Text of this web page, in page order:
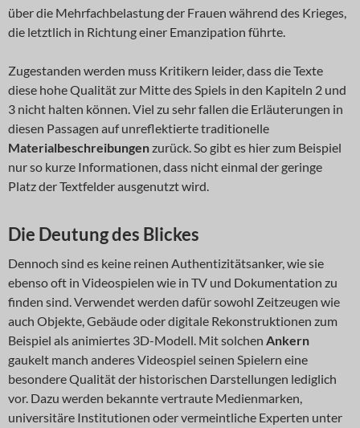
über die Mehrfachbelastung der Frauen während des Krieges,
die letztlich in Richtung einer Emanzipation führte.
Zugestanden werden muss Kritikern leider, dass die Texte
diese hohe Qualität zur Mitte des Spiels in den Kapiteln 2 und
3 nicht halten können. Viel zu sehr fallen die Erläuterungen in
diesen Passagen auf unreflektierte traditionelle
Materialbeschreibungenzurück. So gibt es hier zum Beispiel
nur so kurze Informationen, dass nicht einmal der geringe
Platz der Textfelder ausgenutzt wird.
Die Deutung des Blickes
Dennoch sind es keine reinen Authentizitätsanker, wie sie
ebenso oft in Videospielen wie in TV und Dokumentation zu
finden sind. Verwendet werden dafür sowohl Zeitzeugen wie
auch Objekte, Gebäude oder digitale Rekonstruktionen zum
Beispiel als animiertes 3D-Modell. Mit solchen Ankern
gaukelt manch anderes Videospiel seinen Spielern eine
besondere Qualität der historischen Darstellungen lediglich
vor. Dazu werden bekannte vertraute Medienmarken,
universitäre Institutionen oder vermeintliche Experten unter